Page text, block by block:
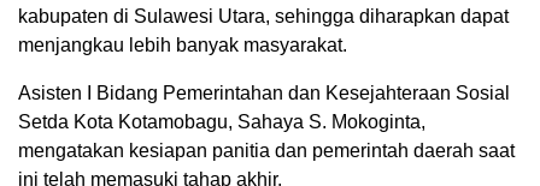
kabupaten di Sulawesi Utara, sehingga diharapkan dapat
menjangkau lebih banyak masyarakat.
Asisten I Bidang Pemerintahan dan Kesejahteraan Sosial
Setda Kota Kotamobagu, Sahaya S. Mokoginta,
mengatakan kesiapan panitia dan pemerintah daerah saat
ini telah memasuki tahap akhir.